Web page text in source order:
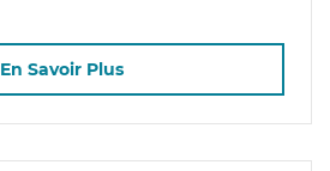
En Savoir Plus